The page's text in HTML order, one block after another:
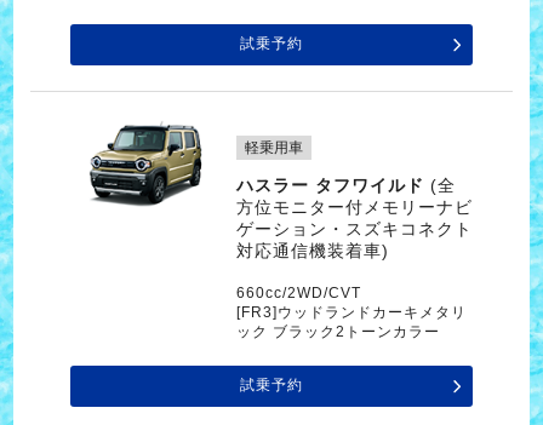
試乗予約
軽乗用車
ハスラー タフワイルド (全
方位モニター付メモリーナビ
ゲーション・スズキコネクト
対応通信機装着車)
660cc/2WD/CVT
[FR3]ウッドランドカーキメタリ
ック ブラック2トーンカラー
試乗予約